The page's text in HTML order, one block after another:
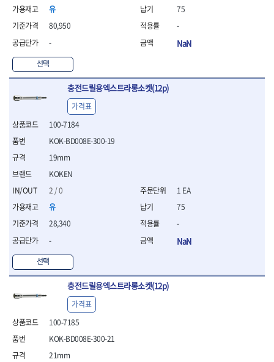
- 절연니퍼
- 절연가위
- 절연공구세트
- 절연라쳇렌치
- 절연라쳇렌치세트
- 절연볼트커터
- 절연아답타
- 절연펀치
- 기타
- 방폭연결대
- 방폭니퍼
- 방폭펜치
- 방폭플라이어
- 방폭가위
- 방폭렌치
- 방폭스패너
- 방폭비트소켓
- 방폭아답타
- 방폭T렌치
- 방폭드라이버
- 방폭펀치
- 절연포지비트소켓
철공공구
- 볼트커터
유
80,950
-
선택
75
-
NaN
충전드릴용엑스트라롱소켓(12p)
100-7184
KOKEN
2 / 0
유
28,340
-
선택
KOK-BD008E-300-19
19mm
가격표
1 EA
75
-
NaN
충전드릴용엑스트라롱소켓(12p)
100-7185
KOK-BD008E-300-21
21mm
가격표